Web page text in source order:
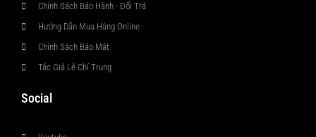
Chính Sách Bảo Hành - Đổi Trả
Hướng Dẫn Mua Hàng Online
Chính Sách Bảo Mật
Tác Giả Lê Chí Trung
Social